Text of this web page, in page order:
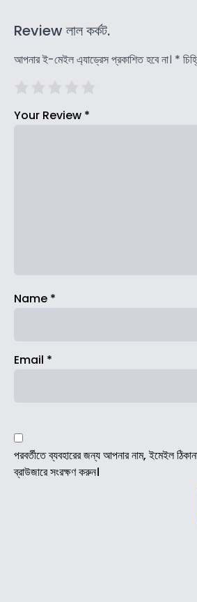
Review লাল কর্কট.
আপনার ই-মেইল এ্যাড্রেস প্রকাশিত হবে না। *
Your Review *
Name *
Email *
পরবর্তীতে ব্যবহারের জন্য আপনার নাম, ইমেইল
ব্রাউজারে সংরক্ষণ করুন।